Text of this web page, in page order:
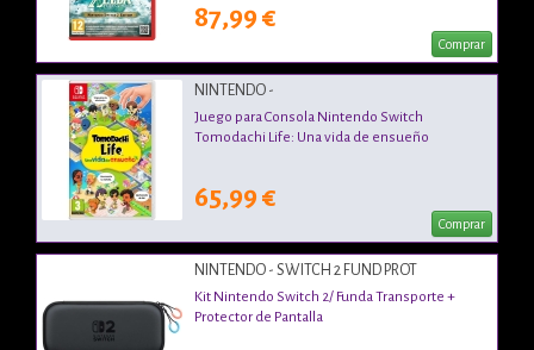
87,99 €
Comprar
NINTENDO -
Juego para Consola Nintendo Switch
Tomodachi Life: Una vida de ensueño
65,99 €
Comprar
NINTENDO - SWITCH 2 FUND PROT
Kit Nintendo Switch 2/ Funda Transporte +
Protector de Pantalla